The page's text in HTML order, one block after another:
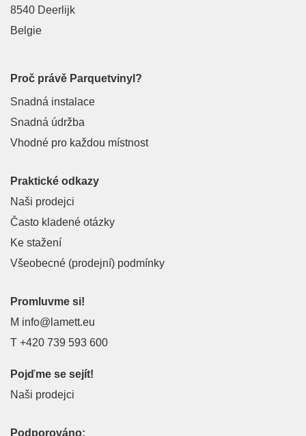
8540 Deerlijk
Belgie
Proč právě Parquetvinyl?
Snadná instalace
Snadná údržba
Vhodné pro každou místnost
Praktické odkazy
Naši prodejci
Často kladené otázky
Ke stažení
Všeobecné (prodejní) podmínky
Promluvme si!
M info@lamett.eu
T +420 739 593 600
Pojďme se sejít!
Naši prodejci
Podporováno: